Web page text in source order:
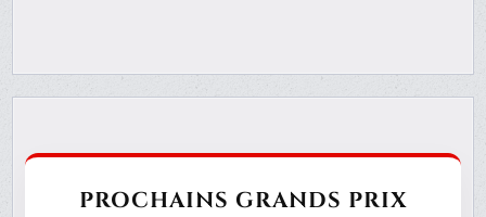
PROCHAINS GRANDS PRIX